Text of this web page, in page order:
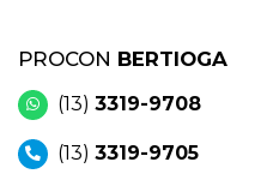
PROCON BERTIOGA
(13) 3319-9708
(13) 3319-9705